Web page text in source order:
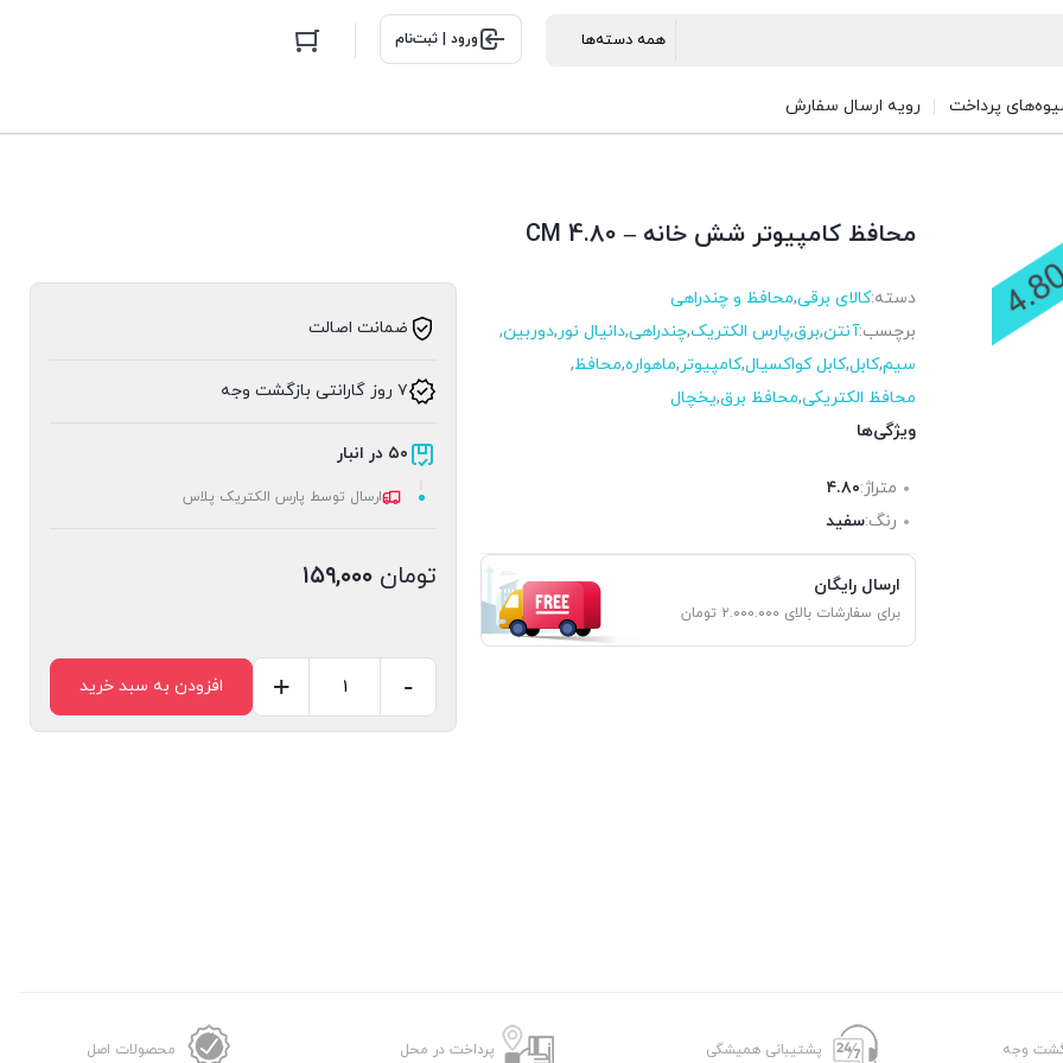
ورود | ثبت‌نام
پرداخت رویه ارسال سفارش
محافظ کامپیوتر شش خانه – 4.80 CM
دسته:کالای برقی,محافظ و چندراهی
برچسب:آنتن,برق,پارس الکتریک,چندراهی,دانیال نور,دوربین,
سیم,کابل,کابل کواکسیال,کامپیوتر,ماهواره,محافظ,
محافظ الکتریکی,محافظ برق,یخچال
ویژگی‌ها
متراژ:۴.۸۰
رنگ:سفید
ارسال رایگان
برای سفارشات بالای ۲.۰۰۰.۰۰۰ تومان
ضمانت اصالت
۷ روز گارانتی بازگشت وجه
۵۰ در انبار
ارسال توسط پارس الکتریک پلاس
تومان
-
+ افزودن به سبد خرید
پشتیبانی همیشگی پرداخت در محل محصولات اصل